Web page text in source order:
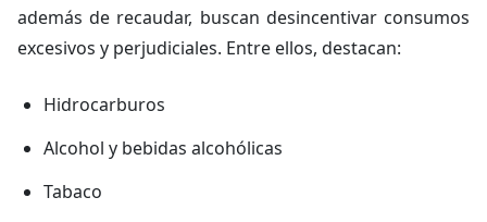
además de recaudar, buscan desincentivar consumos
excesivos y perjudiciales. Entre ellos, destacan:
Hidrocarburos
Alcohol y bebidas alcohólicas
Tabaco